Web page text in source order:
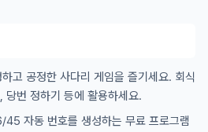
고 공정한 사다리 게임을 즐기세요. 회식
당번 정하기 등에 활용하세요.
45 자동 번호를 생성하는 무료 프로그램